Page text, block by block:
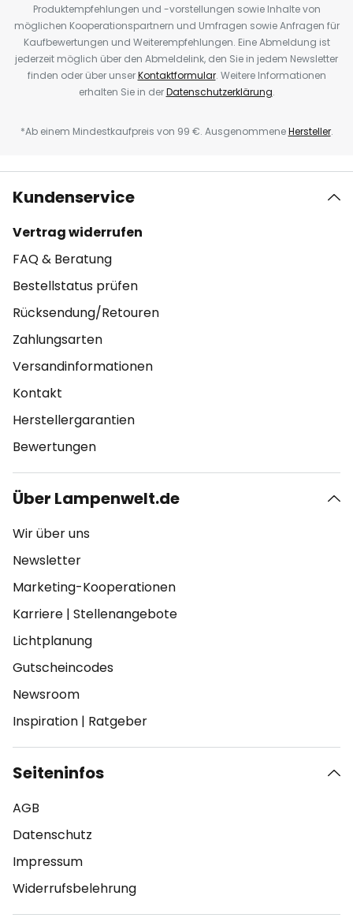
Produktempfehlungen und -vorstellungen sowie Inhalte von
möglichen Kooperationspartnern und Umfragen sowie Anfragen für
Kaufbewertungen und Weiterempfehlungen. Eine Abmeldung ist
jederzeit möglich über den Abmeldelink, den Sie in jedem Newsletter
finden oder über unserKontaktformular. Weitere Informationen
erhalten Sie in derDatenschutzerklärung.
*Ab einem Mindestkaufpreis von 99 €. AusgenommeneHersteller.
Kundenservice
Vertrag widerrufen
FAQ & Beratung
Bestellstatus prüfen
Rücksendung/Retouren
Zahlungsarten
Versandinformationen
Kontakt
Herstellergarantien
Bewertungen
Über Lampenwelt.de
Wir über uns
Newsletter
Marketing-Kooperationen
Karriere | Stellenangebote
Lichtplanung
Gutscheincodes
Newsroom
Inspiration | Ratgeber
Seiteninfos
AGB
Datenschutz
Impressum
Widerrufsbelehrung